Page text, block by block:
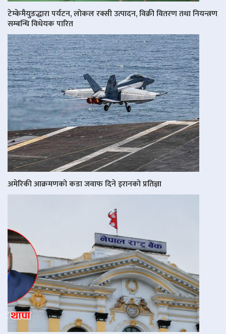
टेम्केमैयुङद्धारा पर्यटन, लोकल रक्सी उत्पादन, विक्री वितरण तथा नियन्त्रण
सम्बन्धि विधेयक पारित
अमेरिकी आक्रमणको कडा जवाफ दिने इरानको प्रतिज्ञा